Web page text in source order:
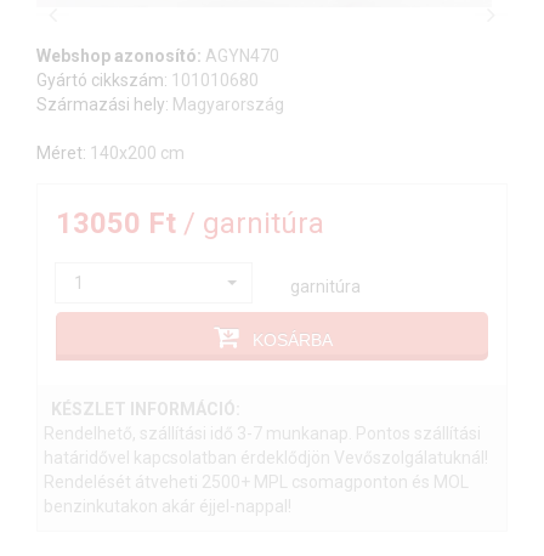
Webshop azonosító: AGYN470
Gyártó cikkszám: 101010680
Származási hely: Magyarország
Méret: 140x200 cm
13050 Ft / garnitúra
1 garnitúra
KOSÁRBA
KÉSZLET INFORMÁCIÓ:
Rendelhető, szállítási idő 3-7 munkanap. Pontos szállítási
határidővel kapcsolatban érdeklődjön Vevőszolgálatuknál!
Rendelését átveheti 2500+ MPL csomagponton és MOL
benzinkutakon akár éjjel-nappal!